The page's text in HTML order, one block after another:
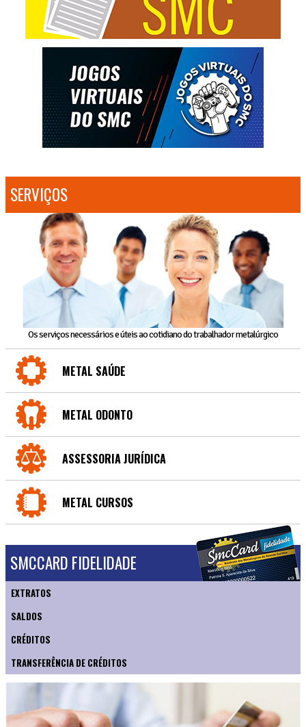
SERVIÇOS
Os serviços necessários e úteis ao cotidiano do trabalhador metalúrgico
METAL SAÚDE
METAL ODONTO
ASSESSORIA JURÍDICA
METAL CURSOS
SMCCARD FIDELIDADE
EXTRATOS
SALDOS
CRÉDITOS
TRANSFERÊNCIA DE CRÉDITOS